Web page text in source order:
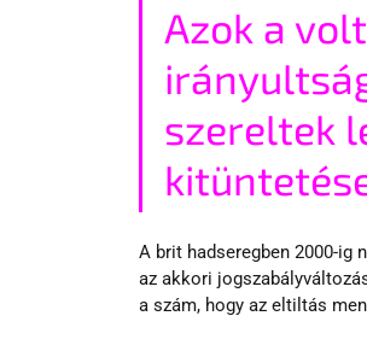
Azok a
szereltek
A brit hadseregben 2000-ig
az akkori
a szám, hogy az eltiltás